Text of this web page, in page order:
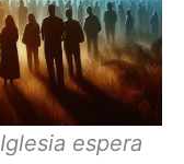
espera